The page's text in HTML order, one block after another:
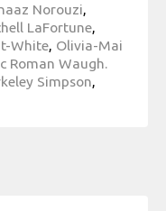
Norouzi,
LaFortune,
White, Olivia-Mai
Roman Waugh.
Simpson,